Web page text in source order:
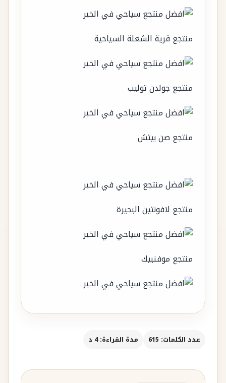
منتجع قرية الشعلة السياحية
منتجع جولدن توليب
منتجع صن بيتش
منتجع لافونتين البحيرة
منتجع موفنبيك
عدد الكلمات: 615 مدة القراءة: 4 د